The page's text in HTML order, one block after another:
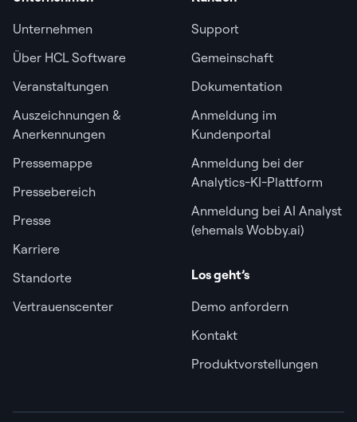
Unternehmen
Über HCL Software
Veranstaltungen
Auszeichnungen &
Anerkennungen
Pressemappe
Pressebereich
Presse
Karriere
Standorte
Vertrauenscenter
Support
Gemeinschaft
Dokumentation
Anmeldung im
Kundenportal
Anmeldung bei der
Analytics-KI-Plattform
Anmeldung bei AI Analyst
(ehemals Wobby.ai)
Los geht’s
Demo anfordern
Kontakt
Produktvorstellungen